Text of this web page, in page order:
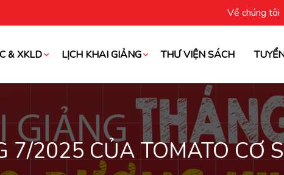
Về chúng tôi
& XKLD LỊCH KHAI GIẢNG THƯ VIỆN SÁCH
7/2025 CỦA TOMATO CƠ